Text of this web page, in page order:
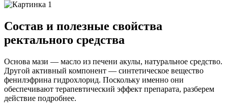
Состав и полезные свойства
ректального средства
Основа мази — масло из печени акулы, натуральное средство.
Другой активный компонент — синтетическое вещество
фенилэфрина гидрохлорид. Поскольку именно они
обеспечивают терапевтический эффект препарата, разберем
действие подробнее.